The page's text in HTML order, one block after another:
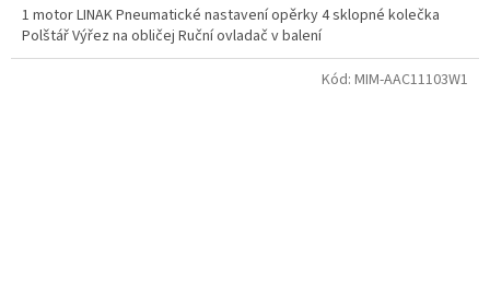
1 motor LINAK Pneumatické nastavení opěrky 4 sklopné kolečka
Polštář Výřez na obličej Ruční ovladač v balení
Kód: MIM-AAC11103W1